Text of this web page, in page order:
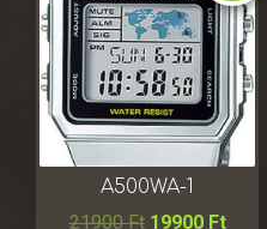
A500WA-1
21900Ft 19900 Ft